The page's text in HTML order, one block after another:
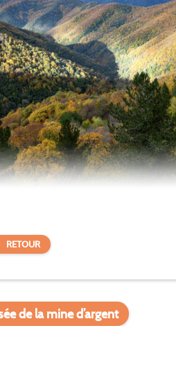
RETOUR
de la mine d’argent